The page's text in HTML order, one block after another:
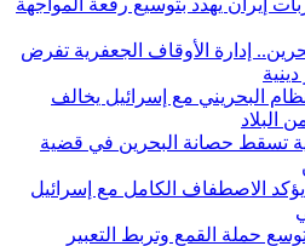
إيران يهدد بتوسيع رقعة المواجهة
إدارة الأوقاف الجعفرية تفرض
البحريني مع إسرائيل يخالف
البلاد
تسقط حصانة البحرين في قضية
الاصطفاف الكامل مع إسرائيل
حملة القمع وتربط التعبير